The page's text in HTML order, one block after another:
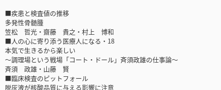
■疾患と検査値の推移
多発性骨髄腫
笠松 哲光・齋藤 貴之・村上 博和
■人の心に寄り添う医療人になる・18
本気で生きるから楽しい
～調理場という戦場「コート・ドール」斉須政雄の仕事論～
斉須 政雄・山藤 賢
■臨床検査のピットフォール
脱灰液が核酸品質に与える影響に注意